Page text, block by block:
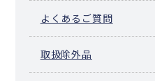
よくあるご質問
取扱除外品